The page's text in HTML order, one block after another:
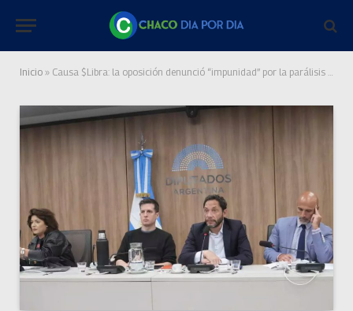
Inicio » Causa $Libra: la oposición denunció “impunidad” por la parálisis de la investigación y apuntó contra el procurador Casal